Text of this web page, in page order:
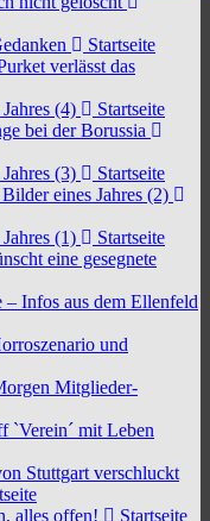
Startseite
verlässt das
(4)
Startseite
bei der Borussia
(3)
Startseite
eines Jahres (2)
(1)
Startseite
eine gesegnete
– Infos aus dem Ellenfeld
und
Mitglieder-
`Verein´ mit Leben
Stuttgart verschluckt
alles offen!
Startseite